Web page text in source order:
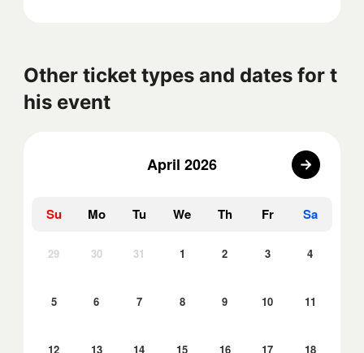
Other ticket types and dates for t
his event
April 2026
Su Mo Tu We Th Fr Sa
29 30 31 1 2 3 4
5 6 7 8 9 10 11
12 13 14 15 16 17 18